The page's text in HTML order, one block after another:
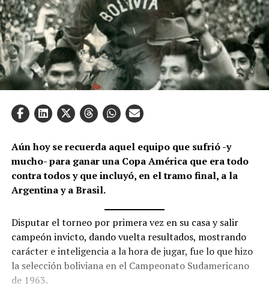
Aún hoy se recuerda aquel equipo que sufrió -y
mucho- para ganar una Copa América que era todo
contra todos y que incluyó, en el tramo final, a la
Argentina y a Brasil.
Disputar el torneo por primera vez en su casa y salir
campeón invicto, dando vuelta resultados, mostrando
carácter e inteligencia a la hora de jugar, fue lo que hizo
la selección boliviana en el Campeonato Sudamericano
de 1963.